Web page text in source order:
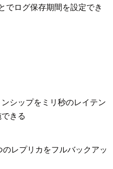
でログ保存期間を設定でき
シップをミリ秒のレイテン
きる
レプリカをフルバックアッ